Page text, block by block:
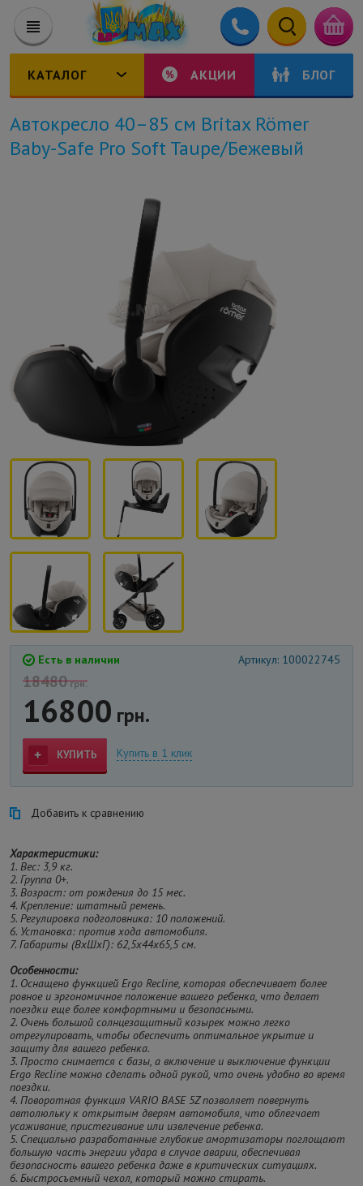
КАТАЛОГ АКЦИИ БЛОГ
Автокресло 40–85 см Britax Römer
Baby-Safe Pro Soft Taupe/Бежевый
Есть в наличии Артикул: 100022745
18480грн.
16800 грн.
КУПИТЬ Купить в 1 клик
Добавить к сравнению
Характеристики:
1. Вес: 3,9 кг.
2. Группа 0+.
3. Возраст: от рождения до 15 мес.
4. Крепление: штатный ремень.
5. Регулировка подголовника: 10 положений.
6. Установка: против хода автомобиля.
7. Габариты (ВxШxГ): 62,5x44x65,5 см.
Особенности:
1. Оснащено функцией Ergo Recline, которая обеспечивает более
ровное и эргономичное положение вашего ребенка, что делает
поездки еще более комфортными и безопасными.
2. Очень большой солнцезащитный козырек можно легко
отрегулировать, чтобы обеспечить оптимальное укрытие и
защиту для вашего ребенка.
3. Просто снимается с базы, а включение и выключение функции
Ergo Recline можно сделать одной рукой, что очень удобно во время
поездки.
4. Поворотная функция VARIO BASE 5Z позволяет повернуть
автолюльку к открытым дверям автомобиля, что облегчает
усаживание, пристегивание или извлечение ребенка.
5. Специально разработанные глубокие амортизаторы поглощают
большую часть энергии удара в случае аварии, обеспечивая
безопасность вашего ребенка даже в критических ситуациях.
6. Быстросъемный чехол, который можно стирать.